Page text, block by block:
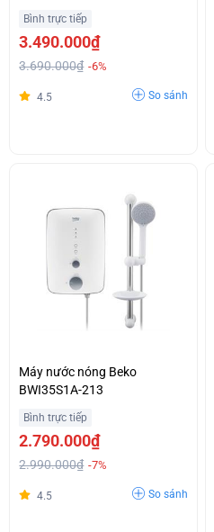
Bình trực tiếp
3.490.000₫
3.690.000₫ -6%
4.5 So sánh
Máy nước nóng Beko
BWI35S1A-213
Bình trực tiếp
2.790.000₫
2.990.000₫ -7%
4.5 So sánh